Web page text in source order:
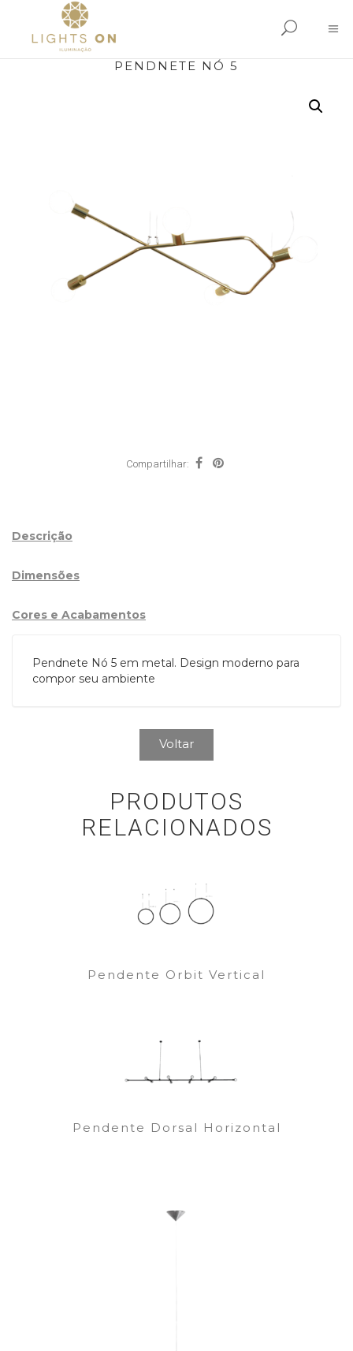
PENDNETE NÓ 5
Compartilhar:
Descrição
Dimensões
Cores e Acabamentos
Pendnete Nó 5 em metal. Design moderno para
compor seu ambiente
Voltar
PRODUTOS
RELACIONADOS
Pendente Orbit Vertical
Pendente Dorsal Horizontal